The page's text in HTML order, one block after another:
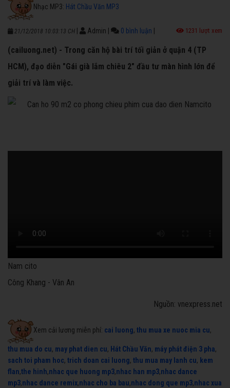
Nhạc MP3: Hát Chầu Văn MP3
21/12/2018 10:03:13 CH Admin 0 bình luận 1231 lượt xem
(cailuong.net) - Trong căn hộ bài trí tối giản ở quận 4 (TP
HCM), đạo diễn "Gái già lắm chiêu 2" đầu tư màn hình lớn để
giải trí và làm việc.
Nam cito
Công Khang - Vân An
Nguồn: vnexpress.net
Xem cải lương miễn phí: cai luong, thu mua xe nuoc mia cu,
thu mua do cu, may phat dien cu, Hát Chầu Văn, máy phát điện 3 pha,
sach toi pham hoc, trich doan cai luong, thu mua may lanh cu, kem
flan,the hinh,nhac que huong mp3,nhac han mp3,nhac dance
mp3,nhac dance remix,nhac cho ba bau,nhac dong que mp3,nhac xua